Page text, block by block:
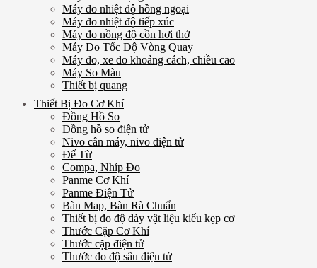
Máy đo nhiệt độ hồng ngoại
Máy đo nhiệt độ tiếp xúc
Máy đo nồng độ cồn hơi thở
Máy Đo Tốc Độ Vòng Quay
Máy đo, xe đo khoảng cách, chiều cao
Máy So Màu
Thiết bị quang
Thiết Bị Đo Cơ Khí
Đồng Hồ So
Đồng hồ so điện tử
Nivo cân máy, nivo điện tử
Đế Từ
Compa, Nhíp Đo
Panme Cơ Khí
Panme Điện Tử
Bàn Map, Bàn Rà Chuẩn
Thiết bị đo độ dày vật liệu kiểu kẹp cơ
Thước Cặp Cơ Khí
Thước cặp điện tử
Thước đo độ sâu điện tử